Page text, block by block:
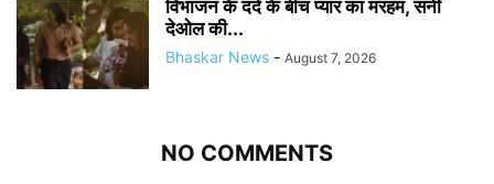
विभाजन के दर्द के बीच प्यार का मरहम, सनी
देओल की...
Bhaskar News - August 7, 2026
NO COMMENTS